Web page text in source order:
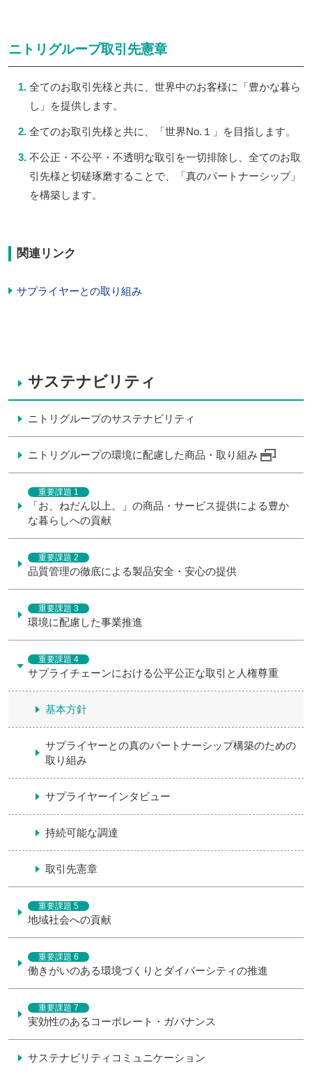
ニトリグループ取引先憲章
全てのお取引先様と共に、世界中のお客様に「豊かな暮ら
し」を提供します。
全てのお取引先様と共に、「世界No.１」を目指します。
不公正・不公平・不透明な取引を一切排除し、全てのお取
引先様と切磋琢磨することで、「真のパートナーシップ」
を構築します。
関連リンク
サプライヤーとの取り組み
サステナビリティ
ニトリグループのサステナビリティ
ニトリグループの環境に配慮した商品・取り組み
重要課題 1
「お、ねだん以上。」の商品・サービス提供による豊か
な暮らしへの貢献
重要課題 2
品質管理の徹底による製品安全・安心の提供
重要課題 3
環境に配慮した事業推進
重要課題 4
サプライチェーンにおける公平公正な取引と人権尊重
基本方針
サプライヤーとの真のパートナーシップ構築のための
取り組み
サプライヤーインタビュー
持続可能な調達
取引先憲章
重要課題 5
地域社会への貢献
重要課題 6
働きがいのある環境づくりとダイバーシティの推進
重要課題 7
実効性のあるコーポレート・ガバナンス
サステナビリティコミュニケーション